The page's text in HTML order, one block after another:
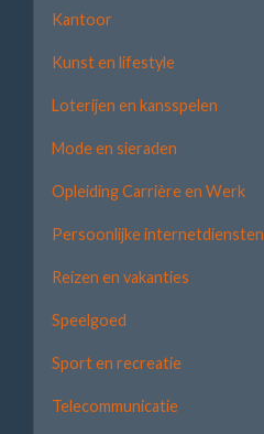
Kantoor
Kunst en lifestyle
Loterijen en kansspelen
Mode en sieraden
Opleiding Carrière en Werk
Persoonlijke internetdiensten
Reizen en vakanties
Speelgoed
Sport en recreatie
Telecommunicatie